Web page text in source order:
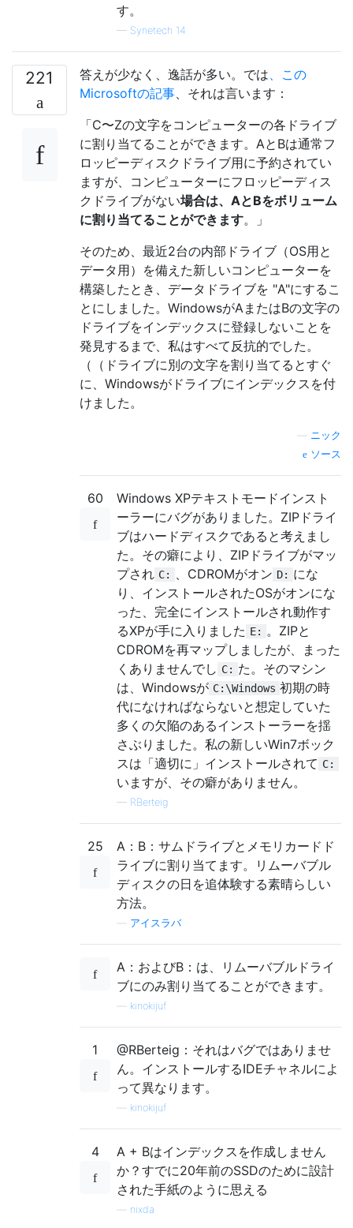
す。
— Synetech 14
221 答えが少なく、逸話が多い。では 、この
Microsoftの記事 、それは言います：
「C〜Zの文字をコンピューターの各ドライブ
に割り当てることができます。AとBは通常フ
ロッピーディスクドライブ用に予約されてい
ますが、コンピューターにフロッピーディス
クドライブがない場合は、AとBをボリューム
に割り当てることができます。」
そのため、最近2台の内部ドライブ（OS用と
データ用）を備えた新しいコンピューターを
構築したとき、データドライブを "A"にするこ
とにしました。WindowsがAまたはBの文字の
ドライブをインデックスに登録しないことを
発見するまで、私はすべて反抗的でした。
（（ドライブに別の文字を割り当てるとすぐ
に、Windowsがドライブにインデックスを付
けました。
ニック
ソース
60
Windows XPテキストモードインスト
ーラーにバグがありました。ZIPドライ
ブはハードディスクであると考えまし
た。その癖により、ZIPドライブがマッ
プされ C: 、CDROMがオン D: にな
り、インストールされたOSがオンにな
った、完全にインストールされ動作す
るXPが手に入りました E:
。ZIPと
CDROMを再マップしましたが、まった
くありませんでし C: た。そのマシン
は、Windowsが C:\Windows 初期の時
代になければならないと想定していた
多くの欠陥のあるインストーラーを揺
さぶりました。私の新しいWin7ボック
スは「適切に」インストールされて C:
いますが、その癖がありません。
— RBerteig
25
A：B：サムドライブとメモリカードド
ライブに割り当てます。リムーバブル
ディスクの日を追体験する素晴らしい
方法。
アイスラバ
A：およびB：は、リムーバブルドライ
ブにのみ割り当てることができます。
kinokijuf
1
@RBerteig：それはバグではありませ
ん。インストールするIDEチャネルによ
って異なります。
kinokijuf
4
A + Bはインデックスを作成しません
か？すでに20年前のSSDのために設計
された手紙のように思える
nixda